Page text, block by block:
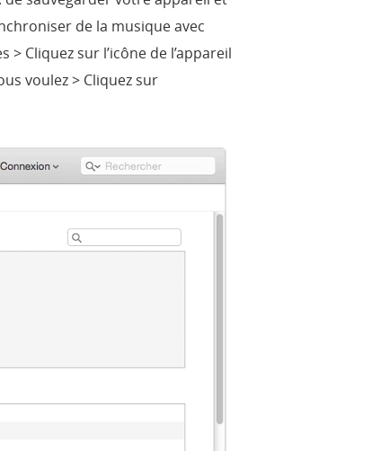
de la musique avec
Cliquez sur l’icône de l’appareil
voulez > Cliquez sur